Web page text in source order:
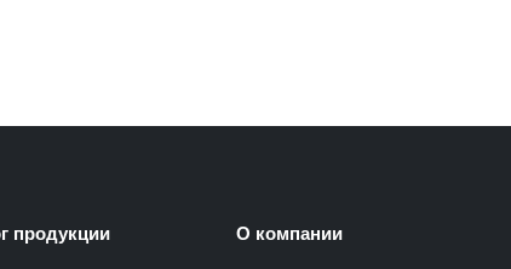
продукции О компании